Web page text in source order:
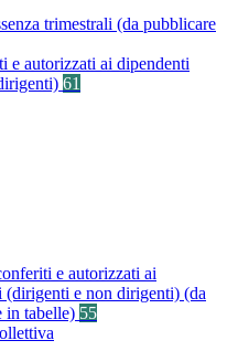
trimestrali (da pubblicare
e autorizzati ai dipendenti
61
e autorizzati ai
(dirigenti e non dirigenti) (da
in tabelle) 55